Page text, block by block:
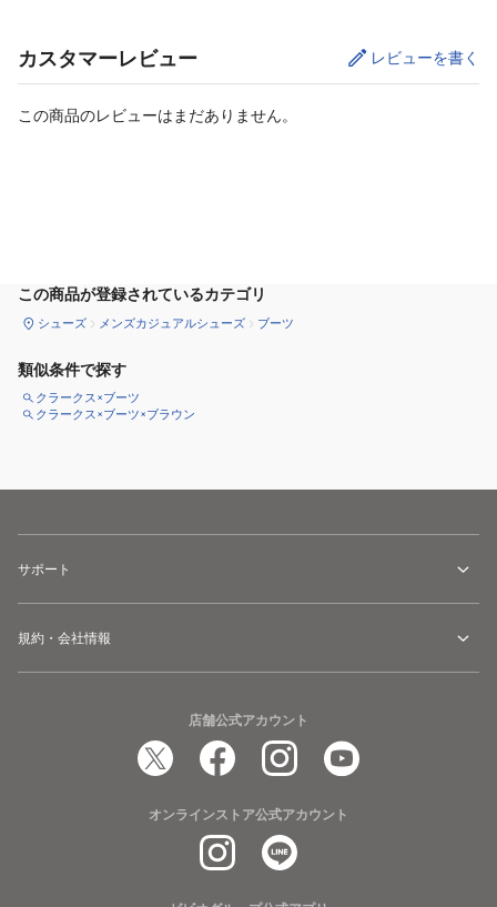
カスタマーレビュー レビューを書く
この商品のレビューはまだありません。
この商品が登録されているカテゴリ
シューズ メンズカジュアルシューズ ブーツ
類似条件で探す
クラークス×ブーツ
クラークス×ブーツ×ブラウン
サポート
規約・会社情報
店舗公式アカウント
オンラインストア公式アカウント